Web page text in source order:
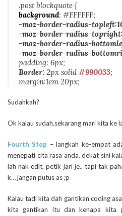
.post blockquote {
background: #FFFFFF;
-moz-border-radius-
-moz-border-radius-
-moz-border-radius-
-moz-border-radius-
padding: 6px;
Border: 2px solid#990033;
margin:1em 20px;
Sudahkah?
Ok kalau sudah,sekarang mari kita ke
Fourth Step – langkah ke-empat
menepati cita rasa anda. dekat sini
lah nak edit, petik jari je.. tapi tak
k… jangan putus as ;p
Kalau tadi kita dah gantikan coding
kita gantikan itu dan kenapa kita